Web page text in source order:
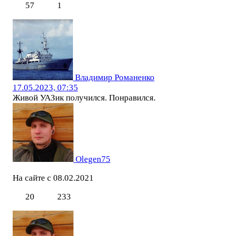
57
1
Владимир Романенко
17.05.2023, 07:35
Живой УАЗик получился. Понравился.
Olegen75
На сайте с 08.02.2021
20
233